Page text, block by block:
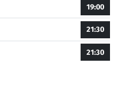
19:00
21:30
21:30